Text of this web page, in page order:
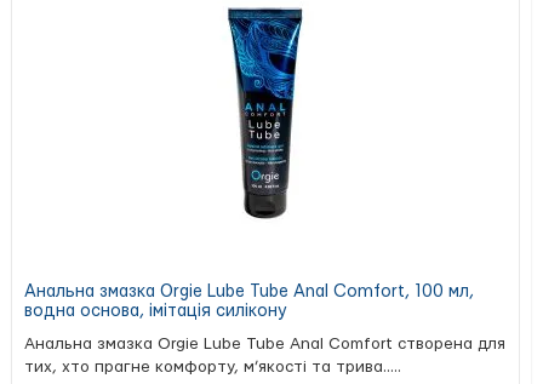
Анальна змазка Orgie Lube Tube Anal Comfort, 100 мл,
водна основа, імітація силікону
Анальна змазка Orgie Lube Tube Anal Comfort створена для
тих, хто прагне комфорту, м’якості та трива.....